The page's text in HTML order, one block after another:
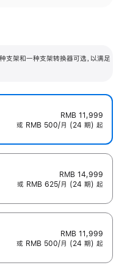
架和一种支架转换器可选，以满足
RMB 11,999
或 RMB 500/月 (24 期) 起
RMB 14,999
或 RMB 625/月 (24 期) 起
RMB 11,999
或 RMB 500/月 (24 期) 起